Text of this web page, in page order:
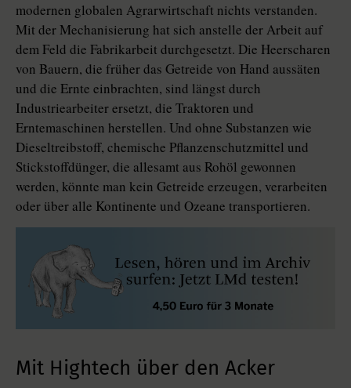
modernen globalen Agrarwirtschaft nichts verstanden.
Mit der Mechanisierung hat sich anstelle der Arbeit auf
dem Feld die Fabrikarbeit durchgesetzt. Die Heerscharen
von Bauern, die früher das Getreide von Hand aussäten
und die Ernte einbrachten, sind längst durch
Industriearbeiter ersetzt, die Traktoren und
Erntemaschinen herstellen. Und ohne Substanzen wie
Dieseltreibstoff, chemische Pflanzenschutzmittel und
Stickstoffdünger, die allesamt aus Rohöl gewonnen
werden, könnte man kein Getreide erzeugen, verarbeiten
oder über alle Kontinente und Ozeane transportieren.
Mit Hightech über den Acker